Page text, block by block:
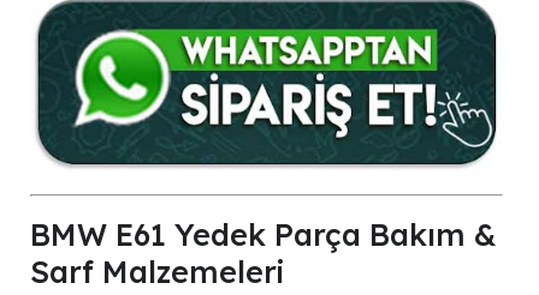
BMW E61 Yedek Parça Bakım &
Sarf Malzemeleri